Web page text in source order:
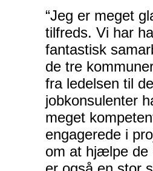
“Jeg er meget
tilfreds. Vi har
fantastisk
de tre
fra ledelsen til
jobkonsulenter
meget
engagerede i
om at hjælpe de